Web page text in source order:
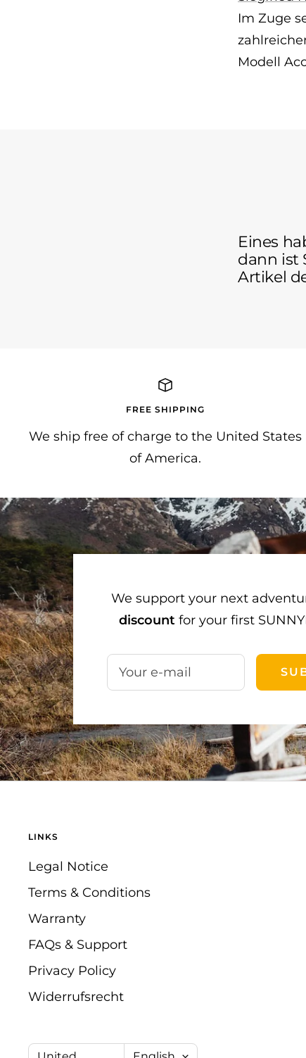
Im Zuge
Modell
Eines
dann ist
Artikel
FREE SHIPPING
We ship free of charge to the United States
of America.
We support your next
discount for your first
Your e-mail
LINKS
Legal Notice
Terms & Conditions
Warranty
FAQs & Support
Privacy Policy
Widerrufsrecht
Country/region Language